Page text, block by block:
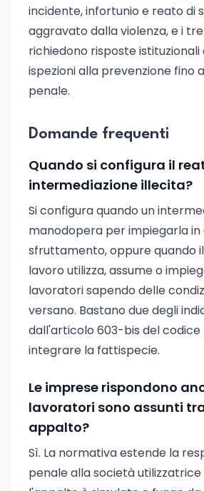
incidente, infortunio e reato di
aggravato dalla violenza, e i
richiedono risposte istituzionali
ispezioni alla prevenzione fino
penale.
Domande frequenti
Quando si configura il
intermediazione illecita?
Si configura quando un
manodopera per impiegarla in
sfruttamento, oppure quando
lavoro utilizza, assume o
lavoratori sapendo delle
versano. Bastano due degli
dall'articolo 603-bis del
integrare la fattispecie.
Le imprese rispondono
lavoratori sono assunti
appalto?
Sì. La normativa estende la
penale alla società utilizzatrice